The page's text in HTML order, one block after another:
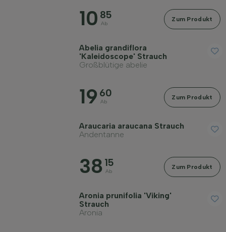
Widerstandsfähigkeit
10 85
Ab
Zum Produkt
Abelia grandiflora
'Kaleidoscope' Strauch
Großblütige abelie
19 60
Ab
Zum Produkt
Araucaria araucana Strauch
Andentanne
38 15
Ab
Zum Produkt
Aronia prunifolia 'Viking'
Strauch
Aronia